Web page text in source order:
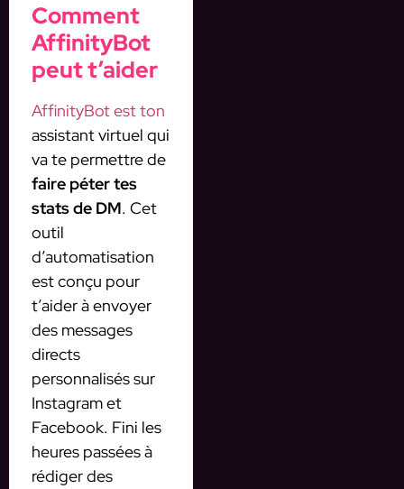
Comment
AffinityBot
peut t’aider
AffinityBot est ton
assistant virtuel qui
va te permettre de
faire péter tes
stats de DM. Cet
outil
d’automatisation
est conçu pour
t’aider à envoyer
des messages
directs
personnalisés sur
Instagram et
Facebook. Fini les
heures passées à
rédiger des